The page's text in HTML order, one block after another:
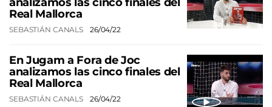
Real Mallorca
SEBASTIÁN CANALS 26/04/22
En Jugam a Fora de Joc
analizamos las cinco finales del
Real Mallorca
SEBASTIÁN CANALS 26/04/22